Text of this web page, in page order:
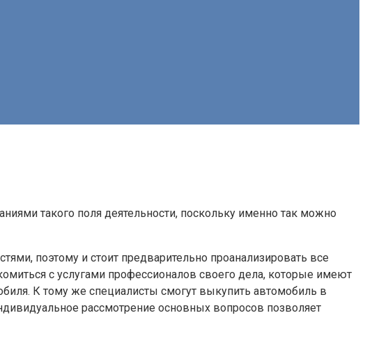
такого поля деятельности, поскольку именно так можно
поэтому и стоит предварительно проанализировать все
с услугами профессионалов своего дела, которые имеют
К тому же специалисты смогут выкупить автомобиль в
рассмотрение основных вопросов позволяет